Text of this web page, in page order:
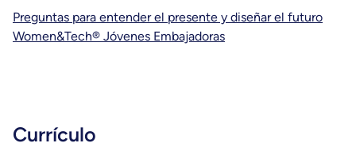
Preguntas para entender el presente y diseñar el futuro
Women&Tech® Jóvenes Embajadoras
Currículo